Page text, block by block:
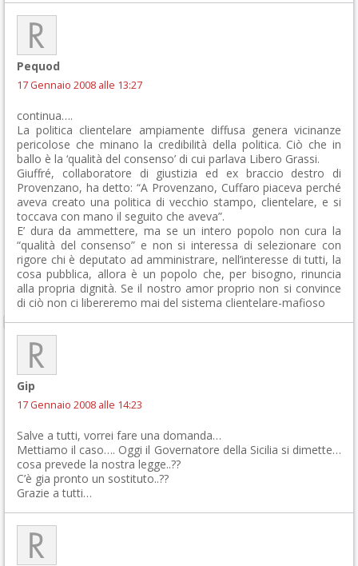
Pequod
17 Gennaio 2008 alle 13:27
continua….
La politica clientelare ampiamente diffusa genera vicinanze
pericolose che minano la credibilità della politica. Ciò che in
ballo è la ‘qualità del consenso’ di cui parlava Libero Grassi.
Giuffré, collaboratore di giustizia ed ex braccio destro di
Provenzano, ha detto: “A Provenzano, Cuffaro piaceva perché
aveva creato una politica di vecchio stampo, clientelare, e si
toccava con mano il seguito che aveva”.
E’ dura da ammettere, ma se un intero popolo non cura la
“qualità del consenso” e non si interessa di selezionare con
rigore chi è deputato ad amministrare, nell’interesse di tutti, la
cosa pubblica, allora è un popolo che, per bisogno, rinuncia
alla propria dignità. Se il nostro amor proprio non si convince
di ciò non ci libereremo mai del sistema clientelare-mafioso
Gip
17 Gennaio 2008 alle 14:23
Salve a tutti, vorrei fare una domanda…
Mettiamo il caso…. Oggi il Governatore della Sicilia si dimette…
cosa prevede la nostra legge..??
C’è gia pronto un sostituto..??
Grazie a tutti…